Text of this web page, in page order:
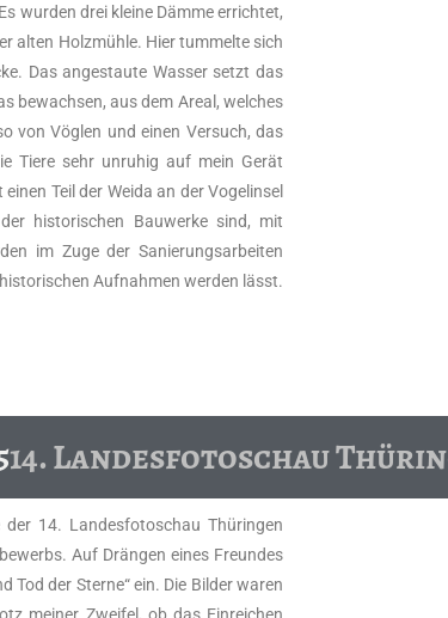
wurden drei kleine Dämme errichtet,
alten Holzmühle. Hier tummelte sich
Das angestaute Wasser setzt das
bewachsen, aus dem Areal, welches
von Vöglen und einen Versuch, das
Tiere sehr unruhig auf mein Gerät
Teil der Weida an der Vogelinsel
historischen Bauwerke sind, mit
im Zuge der Sanierungsarbeiten
Aufnahmen werden lässt.
14. Landesfotoschau
14. Landesfotoschau Thüringen
Auf Drängen eines Freundes
Tod der Sterne“ ein. Die Bilder waren
meiner Zweifel, ob das Einreichen